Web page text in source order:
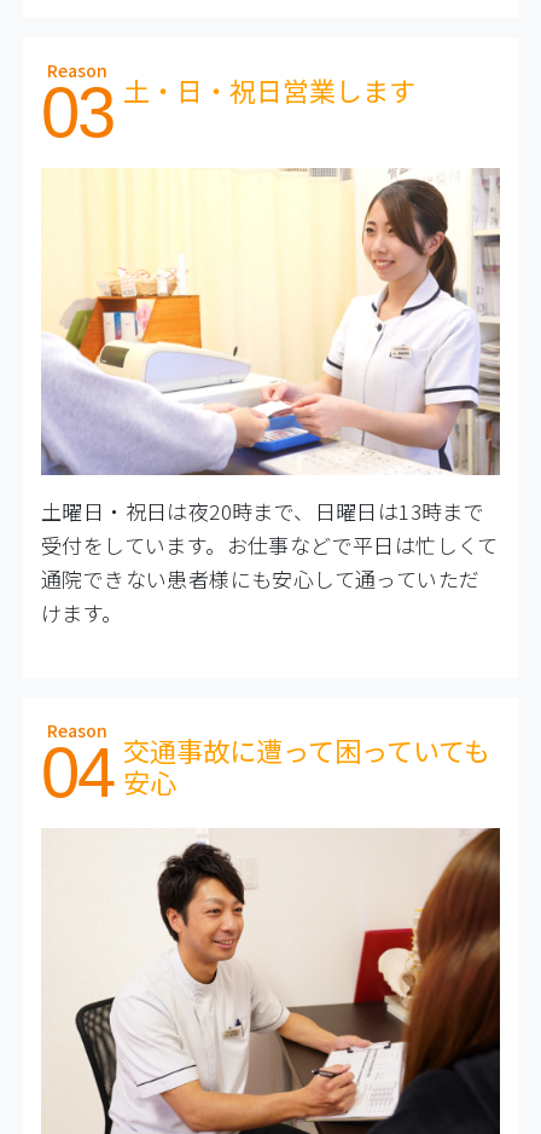
Reason
03 土・日・祝日営業します
土曜日・祝日は夜20時まで、日曜日は13時まで
受付をしています。お仕事などで平日は忙しくて
通院できない患者様にも安心して通っていただ
けます。
Reason
04 交通事故に遭って困っていても
安心